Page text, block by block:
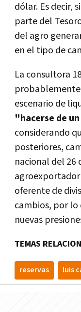
dólar. Es decir,
parte del
del agro
en el tipo de
La consultora
escenario de
"hacerse de
considerando
posteriores,
nacional del 26
oferente de
cambios, por lo
nuevas
TEMAS
reservas luis